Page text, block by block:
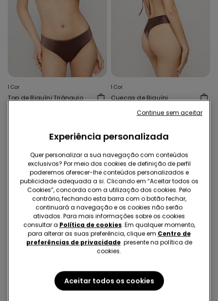
1 Cor
Top de Biquíni Triângulo
1 Cor
Cuecas de Biquíni
Arredondadas Shiny Glam
Experiência personalizada
Quer personalizar a sua navegação com conteúdos
exclusivos? Por meio dos cookies de definição de perfil
poderemos oferecer-lhe conteúdos personalizados e
publicidade adequada a si. Clicando em “Aceitar todos os
Cookies”, concorda com a utilização dos cookies. Pelo
contrário, fechando esta barra com o botão fechar,
continuará a navegação e os cookies não serão
ativados. Para mais informações sobre os cookies
consultar a Política de cookies. Em qualquer momento,
para alterar as suas preferência, clique em Centro de
preferências de privacidadepresente na política de
cookies.
Aceitar todos os cookies
Continue sem aceitar